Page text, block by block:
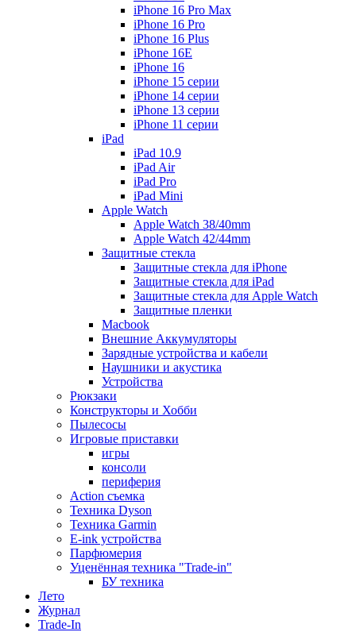
iPhone 16 Pro Max
iPhone 16 Pro
iPhone 16 Plus
iPhone 16E
iPhone 16
iPhone 15 серии
iPhone 14 серии
iPhone 13 серии
iPhone 11 серии
iPad
iPad 10.9
iPad Air
iPad Pro
iPad Mini
Apple Watch
Apple Watch 38/40mm
Apple Watch 42/44mm
Защитные стекла
Защитные стекла для iPhone
Защитные стекла для iPad
Защитные стекла для Apple Watch
Защитные пленки
Macbook
Внешние Аккумуляторы
Зарядные устройства и кабели
Наушники и акустика
Устройства
Рюкзаки
Конструкторы и Хобби
Пылесосы
Игровые приставки
игры
консоли
периферия
Action съемка
Техника Dyson
Техника Garmin
E-ink устройства
Парфюмерия
Уценённая техника "Trade-in"
БУ техника
Лето
Журнал
Trade-In